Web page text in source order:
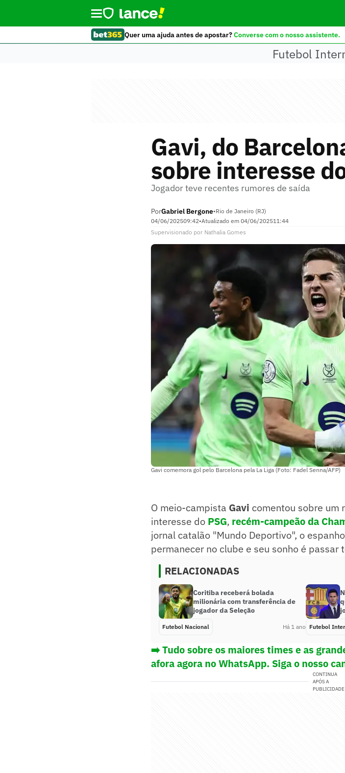
Quer uma ajuda antes de apostar?Converse com o nosso assistente.
Futebol
Gavi, do
sobre interesse
Jogador teve recentes rumores de saída
PorGabriel Bergone•Rio de Janeiro (RJ)
04/06/202509:42•Atualizado em 04/06/202511:44
Supervisionado por Nathalia Gomes
Gavi comemora gol pelo Barcelona pela La Liga (Foto: Fadel Senna/AFP)
O meio-campista Gavi comentou sobre um
interesse do PSG, recém-campeão da
jornal catalão "Mundo Deportivo", o
permanecer no clube e seu sonho é
RELACIONADAS
Coritiba receberá bolada
milionária com transferência de
jogador da Seleção
Futebol Nacional Há 1 ano Futebol
➡️ Tudo sobre os maiores times e as
afora agora no WhatsApp. Siga o nosso
CONTINUA
APÓS A
PUBLICIDADE